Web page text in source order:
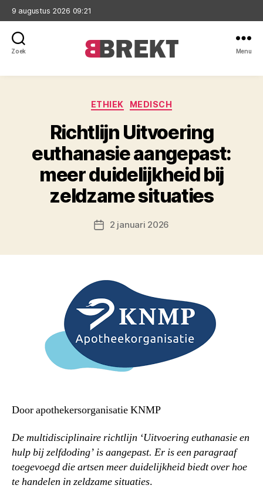
9 augustus 2026 09:21
Zoek Menu
Categorieën
ETHIEK MEDISCH
Richtlijn Uitvoering
euthanasie aangepast:
meer duidelijkheid bij
zeldzame situaties
Berichtdatum
2 januari 2026
Door apothekersorganisatie KNMP
De multidisciplinaire richtlijn ‘Uitvoering euthanasie en
hulp bij zelfdoding’ is aangepast. Er is een paragraaf
toegevoegd die artsen meer duidelijkheid biedt over hoe
te handelen in zeldzame situaties.